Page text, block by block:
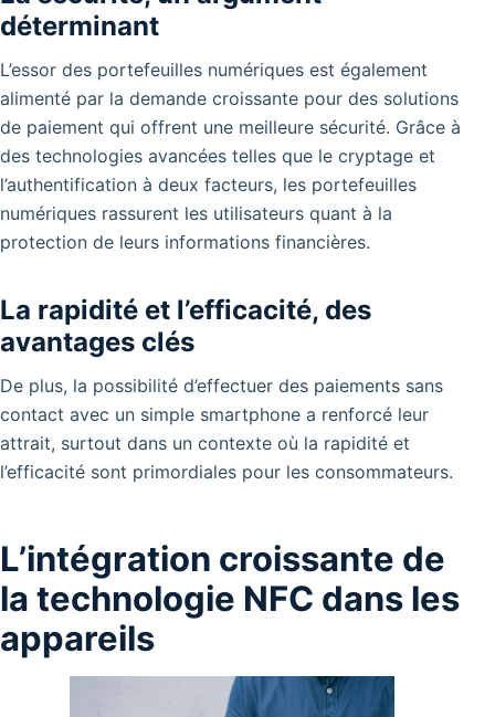
déterminant
L’essor des portefeuilles numériques est également
alimenté par la demande croissante pour des solutions
de paiement qui offrent une meilleure sécurité. Grâce à
des technologies avancées telles que le cryptage et
l’authentification à deux facteurs, les portefeuilles
numériques rassurent les utilisateurs quant à la
protection de leurs informations financières.
La rapidité et l’efficacité, des
avantages clés
De plus, la possibilité d’effectuer des paiements sans
contact avec un simple smartphone a renforcé leur
attrait, surtout dans un contexte où la rapidité et
l’efficacité sont primordiales pour les consommateurs.
L’intégration croissante de
la technologie NFC dans les
appareils